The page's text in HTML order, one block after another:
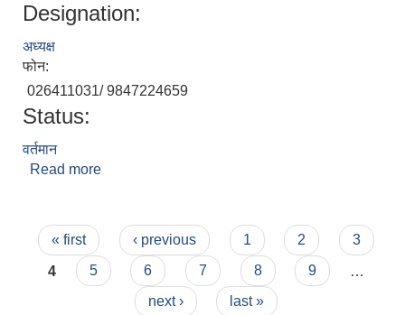
Designation:
अध्यक्ष
फोन:
026411031/ 9847224659
Status:
वर्तमान
Read more
Pages
« first ‹ previous 1 2
3
4
5 6 7 8 9
…
next ›
last »